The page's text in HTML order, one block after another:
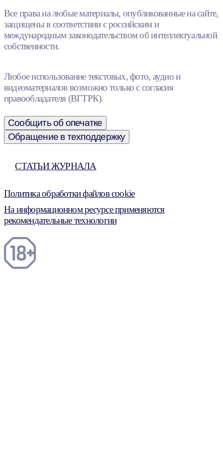
Все права на любые материалы, опубликованные на сайте,
защищены в соответствии с российским и
международным законодательством об интеллектуальной
собственности.
Любое использование текстовых, фото, аудио и
видеоматериалов возможно только с согласия
правообладателя (ВГТРК).
Сообщить об опечатке
Обращение в техподдержку
СТАТЬИ ЖУРНАЛА
Политика обработки файлов cookie
На информационном ресурсе применяются
рекомендательные технологии